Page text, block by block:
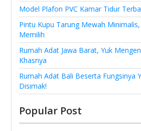
Model Plafon PVC Kamar Tidur
Pintu Kupu Tarung Mewah
Memilih
Rumah Adat Jawa Barat, Yuk
Khasnya
Rumah Adat Bali Beserta Fungsinya
Disimak!
Popular Post